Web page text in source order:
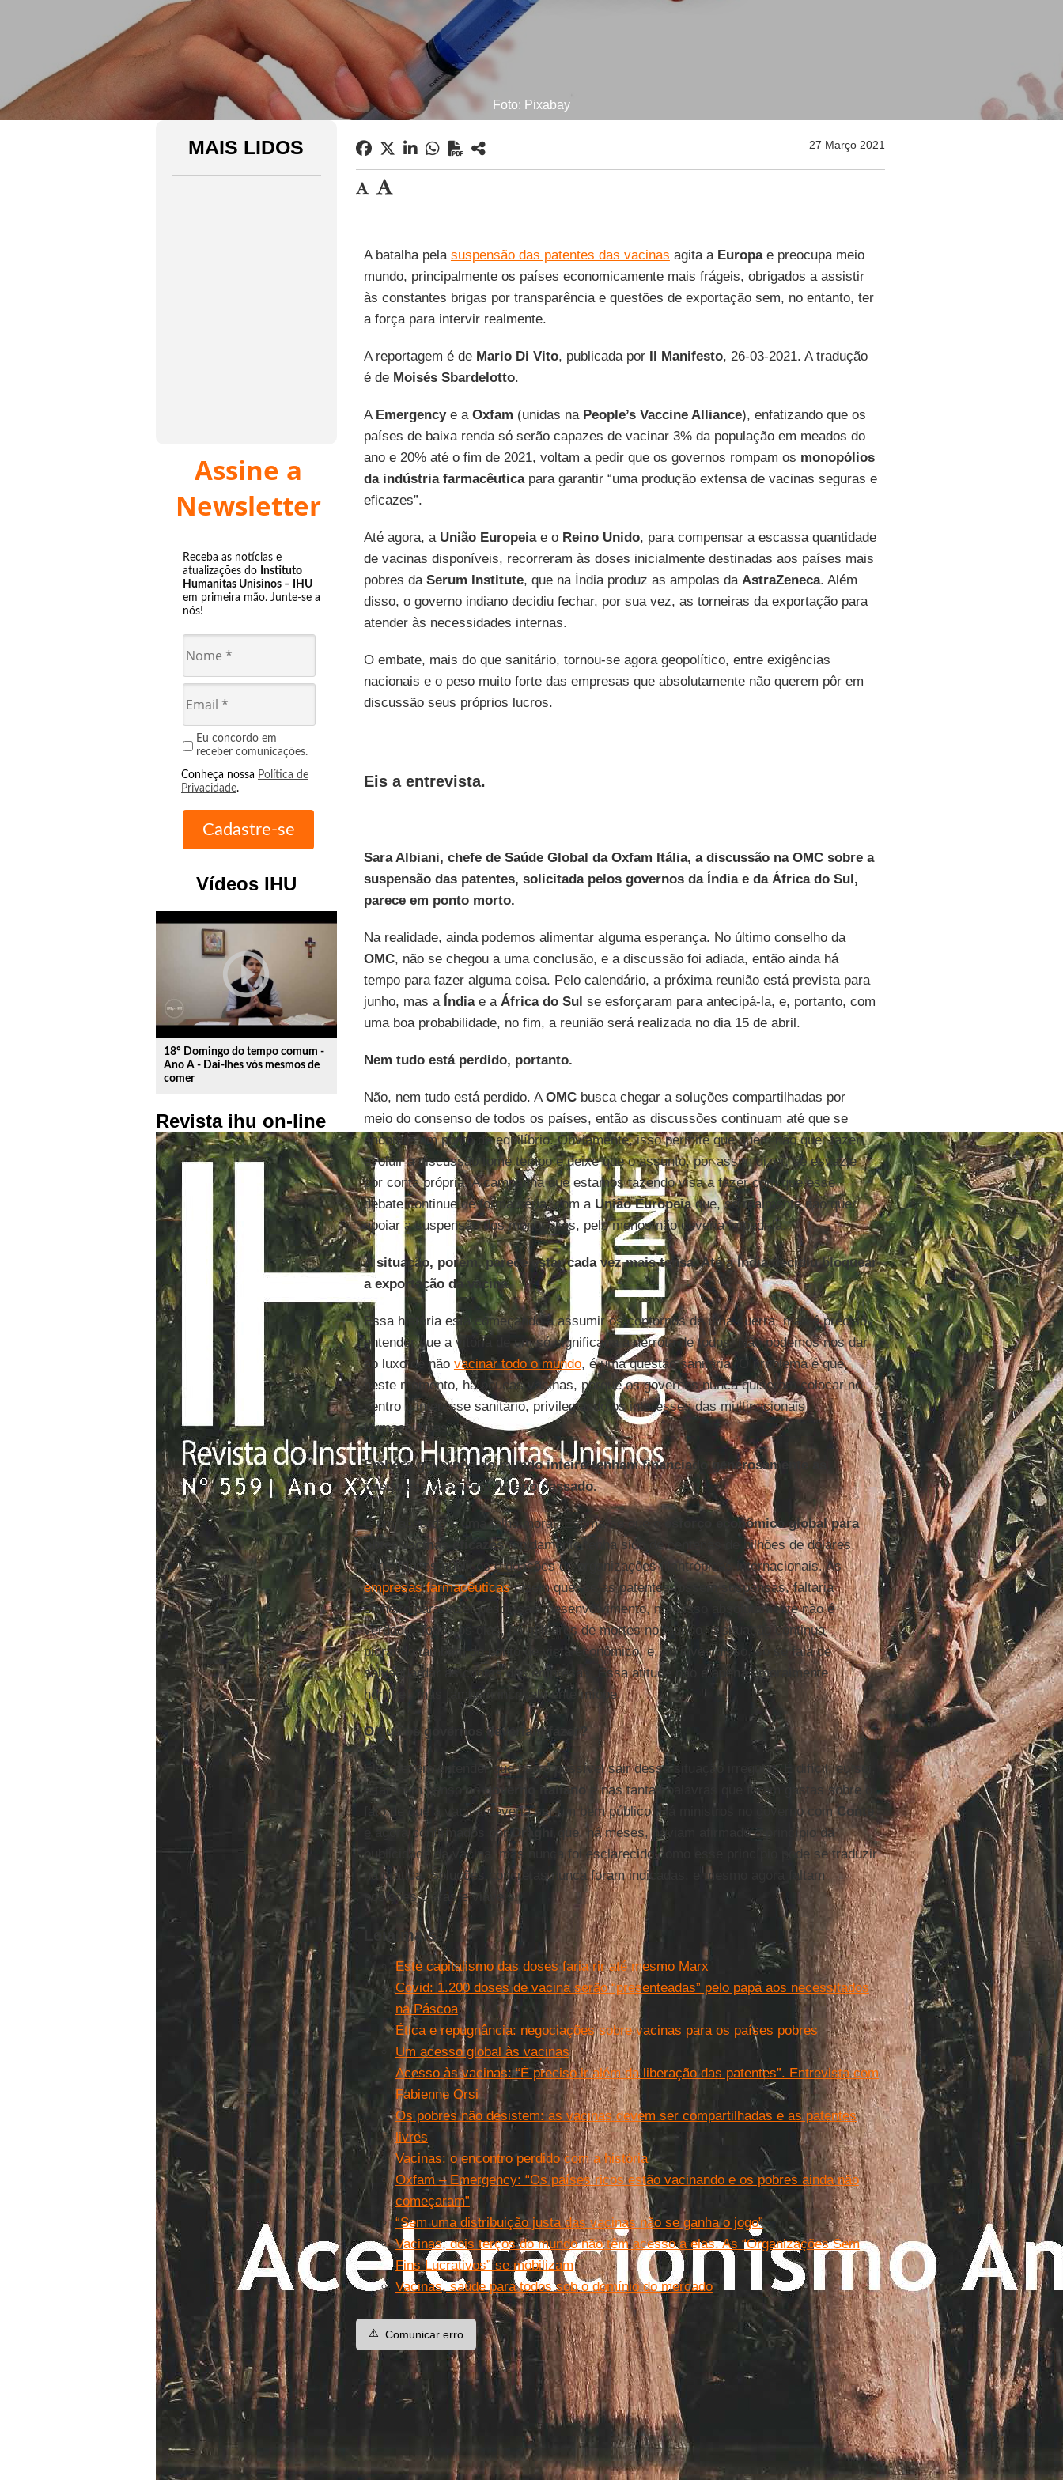
Foto: Pixabay
MAIS LIDOS
Assine a
Newsletter
Receba as notícias e
atualizações do Instituto
Humanitas Unisinos – IHU
em primeira mão. Junte-se a
nós!
Eu concordo em
receber comunicações.
Conheça nossa Política de
Privacidade.
Vídeos IHU
play_circle_outline
18º Domingo do tempo comum -
Ano A - Dai-lhes vós mesmos de
comer
Revista ihu on-line
27 Março 2021
A batalha pela suspensão das patentes das vacinas agita a Europae preocupa meio
mundo, principalmente os países economicamente mais frágeis, obrigados a assistir
às constantes brigas por transparência e questões de exportação sem, no entanto, ter
a força para intervir realmente.
A reportagem é de Mario Di Vito, publicada por Il Manifesto, 26-03-2021. A tradução
é de Moisés Sbardelotto.
A Emergencye a Oxfam (unidas na People’s Vaccine Alliance), enfatizando que os
países de baixa renda só serão capazes de vacinar 3% da população em meados do
ano e 20% até o fim de 2021, voltam a pedir que os governos rompam os monopólios
da indústria farmacêuticapara garantir “uma produção extensa de vacinas seguras e
eficazes”.
Até agora, a União Europeiae o Reino Unido, para compensar a escassa quantidade
de vacinas disponíveis, recorreram às doses inicialmente destinadas aos países mais
pobres da Serum Institute, que na Índia produz as ampolas da AstraZeneca. Além
disso, o governo indiano decidiu fechar, por sua vez, as torneiras da exportação para
atender às necessidades internas.
O embate, mais do que sanitário, tornou-se agora geopolítico, entre exigências
nacionais e o peso muito forte das empresas que absolutamente não querem pôr em
discussão seus próprios lucros.
Eis a entrevista.
Sara Albiani, chefe de Saúde Global da Oxfam Itália, a discussão na OMC sobre a
suspensão das patentes, solicitada pelos governos da Índia e da África do Sul,
parece em ponto morto.
Na realidade, ainda podemos alimentar alguma esperança. No último conselho da
OMC, não se chegou a uma conclusão, e a discussão foi adiada, então ainda há
tempo para fazer alguma coisa. Pelo calendário, a próxima reunião está prevista para
junho, mas a Índiae a África do Sul se esforçaram para antecipá-la, e, portanto, com
uma boa probabilidade, no fim, a reunião será realizada no dia 15 de abril.
Nem tudo está perdido, portanto.
Não, nem tudo está perdido. AOMCbusca chegar a soluções compartilhadas por
meio do consenso de todos os países, então as discussões continuam até que se
encontre um ponto de equilíbrio. Obviamente, isso permite que quem não quer fazer
evoluir a discussão tome tempo e deixe que o assunto, por assim dizer, se esvazie
por conta própria. A campanha que estamos fazendo visa a fazer com que esse
debate continue de forma séria, com a União Europeiaque, se realmente não quer
apoiar a suspensão dos monopólios, pelo menos não deveria impedi-la.
A situação, porém, parece estar cada vez mais tensa. Até a Índia decidiu bloquear
a exportação da vacina.
Essa história está começando a assumir os contornos de uma guerra, mas é preciso
entender que a vitória de um só significaria a derrota de todos. Não podemos nos dar
ao luxo de não vacinar todo o mundo, é uma questão sanitária. O problema é que,
neste momento, há poucas vacinas, porque os governos nunca quiseram colocar no
centro o interesse sanitário, privilegiando os interesses das multinacionais
farmacêuticas.
Embora governos do mundo inteiro tenham financiado generosamente as
pesquisas da vacina no ano passado.
É um absurdo e uma falha moral. Estima-se que o
esforço econômico global para
obter vacinas eficazesrapidamente tenha sido de centenas de bilhões de dólares,
entre fundos públicos e doações de organizações filantrópicas internacionais. As
empresas farmacêuticasdizem que, se as patentes fossem suspensas, faltaria
dinheiro para fazer pesquisa e desenvolvimento, mas isso absolutamente não é
verdade. Todos os dias, há milhares de mortes no mundo, a situação continua
piorando também do ponto de vista econômico, e, ao invés disso, só se fala de
salvaguardar as contas das empresas. Essa atitude não é apenas moralmente
horrível, mas também incrivelmente míope.
O que os governos deveriam fazer?
Eles devem entender que não é possível sair dessa situação irregular. É difícil, eu sei,
e também penso no governo italiano e nas tantas palavras que foram gastas sobre o
fato de que a vacina deveria ser um bem público. Há ministros no governo comConte
e agora confirmados porDraghi
que, há meses, haviam afirmado o princípio da
publicidade da vacina, mas nunca foi esclarecido como esse princípio pode se traduzir
na prática. Soluções concretas nunca foram indicadas, e mesmo agora faltam
posições claras e viáveis.
Leia mais
Este capitalismo das doses faria rir até mesmo Marx
Covid: 1.200 doses de vacina serão “presenteadas” pelo papa aos necessitados
na Páscoa
Ética e repugnância: negociações sobre vacinas para os países pobres
Um acesso global às vacinas
Acesso às vacinas: “É preciso ir além da liberação das patentes”. Entrevista com
Fabienne Orsi
Os pobres não desistem: as vacinas devem ser compartilhadas e as patentes
livres
Vacinas: o encontro perdido com a história
Oxfam – Emergency: “Os países ricos estão vacinando e os pobres ainda não
começaram”
“Sem uma distribuição justa das vacinas não se ganha o jogo”
Vacinas, dois terços do mundo não têm acesso a elas. As “Organizações Sem
Fins Lucrativos” se mobilizam
Vacinas, saúde para todos sob o domínio do mercado
⚠️ Comunicar erro